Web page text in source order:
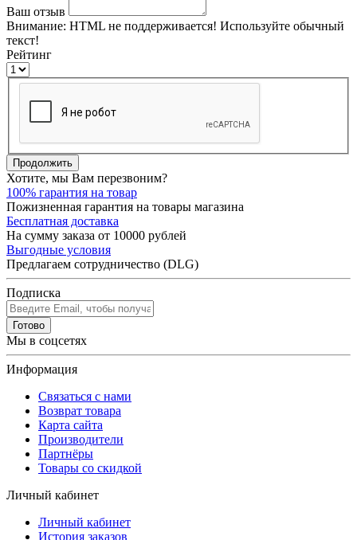
Ваш отзыв
Внимание: HTML не поддерживается! Используйте обычный
текст!
Рейтинг
Продолжить
Хотите, мы Вам перезвоним?
100% гарантия на товар
Пожизненная гарантия на товары магазина
Бесплатная доставка
На сумму заказа от 10000 рублей
Выгодные условия
Предлагаем сотрудничество (DLG)
Подписка
Готово
Мы в соцсетях
Информация
Связаться с нами
Возврат товара
Карта сайта
Производители
Партнёры
Товары со скидкой
Личный кабинет
Личный кабинет
История заказов